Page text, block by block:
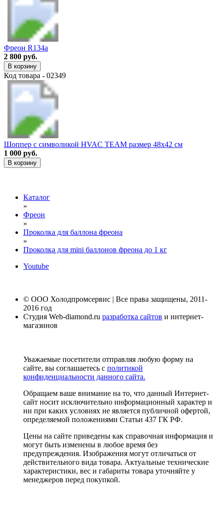
Фреон R134a
2 800 руб.
В корзину
Код товара - 02349
Шоппер с символикой HVAC TEAM размер 48х42 см
1 000 руб.
В корзину
Каталог
»
Фреон
»
Проколка для баллона фреона
»
Проколка для mini баллонов фреона до 1 кг
Youtube
© ООО Холодпромсервис | Все права защищены, 2011-
2016 год
Студия Web-diamond.ru разработка сайтов и интернет-
магазинов
Уважаемые посетители отправляя любую форму на
сайте, вы соглашаетесь с политикой
конфиденциальности данного сайта.
Обращаем ваше внимание на то, что данный Интернет-
сайт носит исключительно информационный характер и
ни при каких условиях не является публичной офертой,
определяемой положениями Статьи 437 ГК РФ.
Цены на сайте приведены как справочная информация и
могут быть изменены в любое время без
предупреждения. Изображения могут отличаться от
действительного вида товара. Актуальные технические
характеристики, вес и габариты товара уточняйте у
менеджеров перед покупкой.